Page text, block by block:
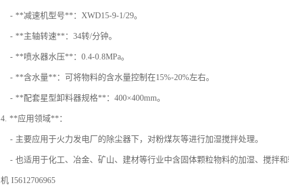
- **减速机型号**：XWD15-9-1/29。
- **主轴转速**：34转/分钟。
- **喷水器水压**：0.4-0.8MPa。
- **含水量**：可将物料的含水量控制在15%-20%左右。
- **配套星型卸料器规格**：400×400mm。
4. **应用领域**：
- 主要应用于火力发电厂的除尘器下，对粉煤灰等进行加湿搅拌处理。
- 也适用于化工、冶金、矿山、建材等行业中含固体颗粒物料的加湿、搅拌
机 I5612706965